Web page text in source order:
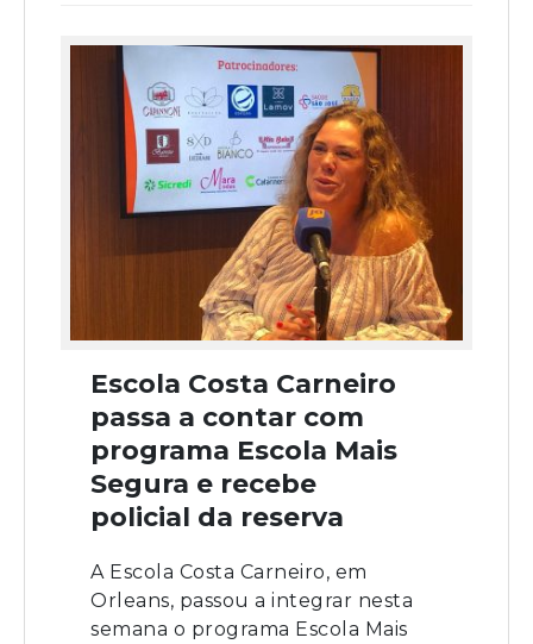
Escola Costa Carneiro
passa a contar com
programa Escola Mais
Segura e recebe
policial da reserva
A Escola Costa Carneiro, em
Orleans, passou a integrar nesta
semana o programa Escola Mais